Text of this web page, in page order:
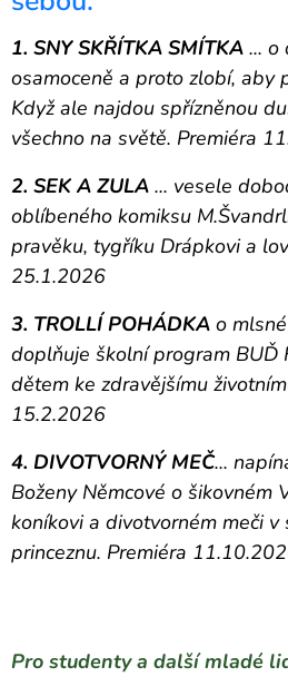
1. SNY SKŘÍTKA SMÍTKA ... o
osamoceně a proto zlobí, aby
Když ale najdou spřízněnou
všechno na světě. Premiéra
2. SEK A ZULA ... vesele
oblíbeného komiksu
pravěku, tygříku Drápkovi a
25.1.2026
3. TROLLÍ POHÁDKA o
doplňuje školní program BUĎ
dětem ke zdravějšímu
15.2.2026
4. DIVOTVORNÝ MEČ...
Boženy Němcové o šikovném
koníkovi a divotvorném meči v
princeznu. Premiéra
Pro studenty a další mladé